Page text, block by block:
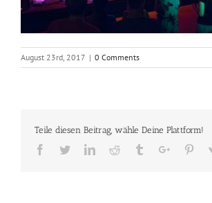
August 23rd, 2017 | 0 Comments
Teile diesen Beitrag, wähle Deine Plattform!
Facebook
TwitterLinkedinReddit TumblrGoogle+